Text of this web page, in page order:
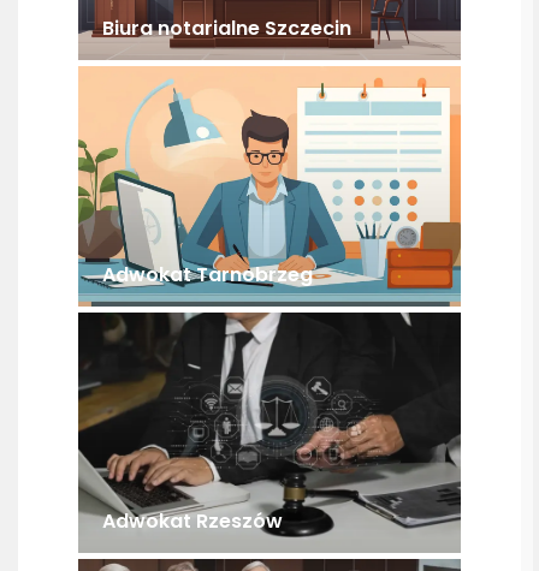
Biura notarialne Szczecin
Adwokat Tarnobrzeg
Adwokat Rzeszów